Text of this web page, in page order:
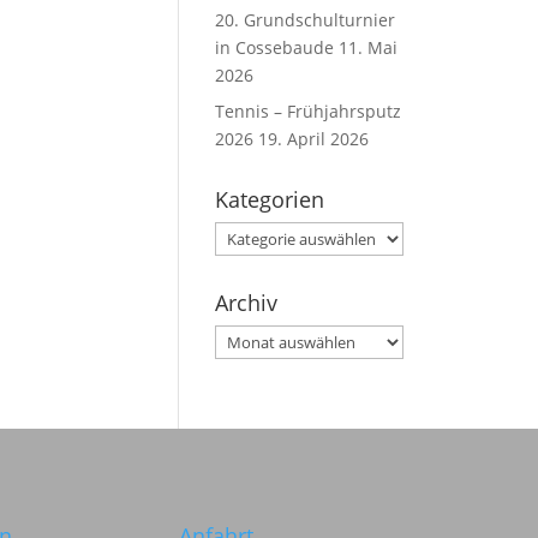
20. Grundschulturnier
in Cossebaude 11. Mai
2026
Tennis – Frühjahrsputz
2026 19. April 2026
Kategorien
Kategorien
Archiv
Archiv